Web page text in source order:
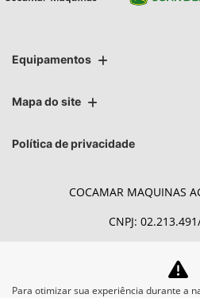
Equipamentos
Mapa do site
Política de privacidade
COCAMAR MAQUINAS
CNPJ:
Desacelere. Seu bem
Para otimizar sua experiência durante a